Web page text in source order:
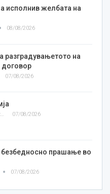
исполнив желбата на
08/08/2026
разградувањетото на
договор
07/08/2026
Златко Теодосиевски 07/08/2026
прашање во
07/08/2026